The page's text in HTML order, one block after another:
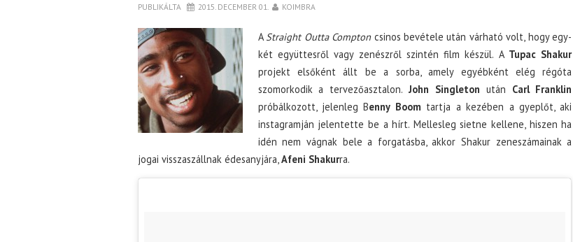
PUBLIKÁLTA 2015. DECEMBER 01. KOIMBRA
AStraight Outta Comptoncsinos bevétele után várható volt, hogy egy-
két együttesről vagy zenészről szintén film készül. A Tupac Shakur
projekt elsőként állt be a sorba, amely egyébként elég régóta
szomorkodik a tervezőasztalon.John Singleton után Carl Franklin
próbálkozott, jelenleg Benny Boom tartja a kezében a gyeplőt, aki
instagramján jelentette be a hírt. Mellesleg sietne kellene, hiszen ha
idén nem vágnak bele a forgatásba, akkor Shakur zeneszámainak a
jogai visszaszállnak édesanyjára,Afeni Shakurra.